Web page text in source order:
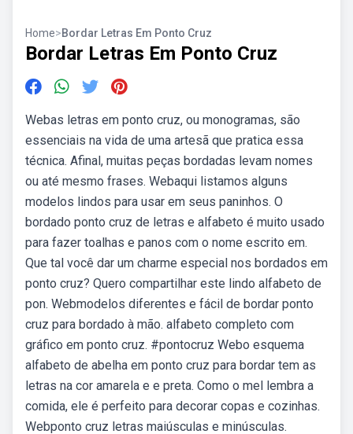
Home>Bordar Letras Em Ponto Cruz
Bordar Letras Em Ponto Cruz
Webas letras em ponto cruz, ou monogramas, são
essenciais na vida de uma artesã que pratica essa
técnica. Afinal, muitas peças bordadas levam nomes
ou até mesmo frases. Webaqui listamos alguns
modelos lindos para usar em seus paninhos. O
bordado ponto cruz de letras e alfabeto é muito usado
para fazer toalhas e panos com o nome escrito em.
Que tal você dar um charme especial nos bordados em
ponto cruz? Quero compartilhar este lindo alfabeto de
pon. Webmodelos diferentes e fácil de bordar ponto
cruz para bordado à mão. alfabeto completo com
gráfico em ponto cruz. #pontocruz Webo esquema
alfabeto de abelha em ponto cruz para bordar tem as
letras na cor amarela e e preta. Como o mel lembra a
comida, ele é perfeito para decorar copas e cozinhas.
Webponto cruz letras maiúsculas e minúsculas.